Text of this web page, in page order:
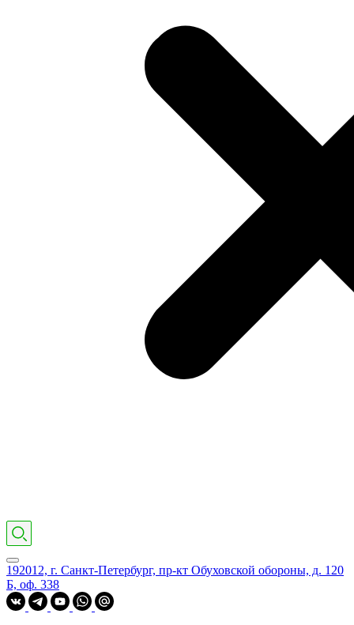
192012, г. Санкт-Петербург, пр-кт Обуховской обороны, д. 120
Б, оф. 338